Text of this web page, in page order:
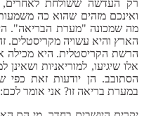
רק העדשה ששולחת לאחרים,
מה שמכונה "מערת הבריאה".
הארץ והיא עשויה מקריסטלים.
הרשת הקריסטלית. היא מכילה
אלו שיגיעו, למוריאניות
הסתובב. הן יודעות זאת כפי
במערת בריאה זו? אני אומר